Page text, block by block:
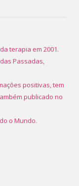
terapia em 2001.
Passadas,
positivas, tem
publicado no
o Mundo.